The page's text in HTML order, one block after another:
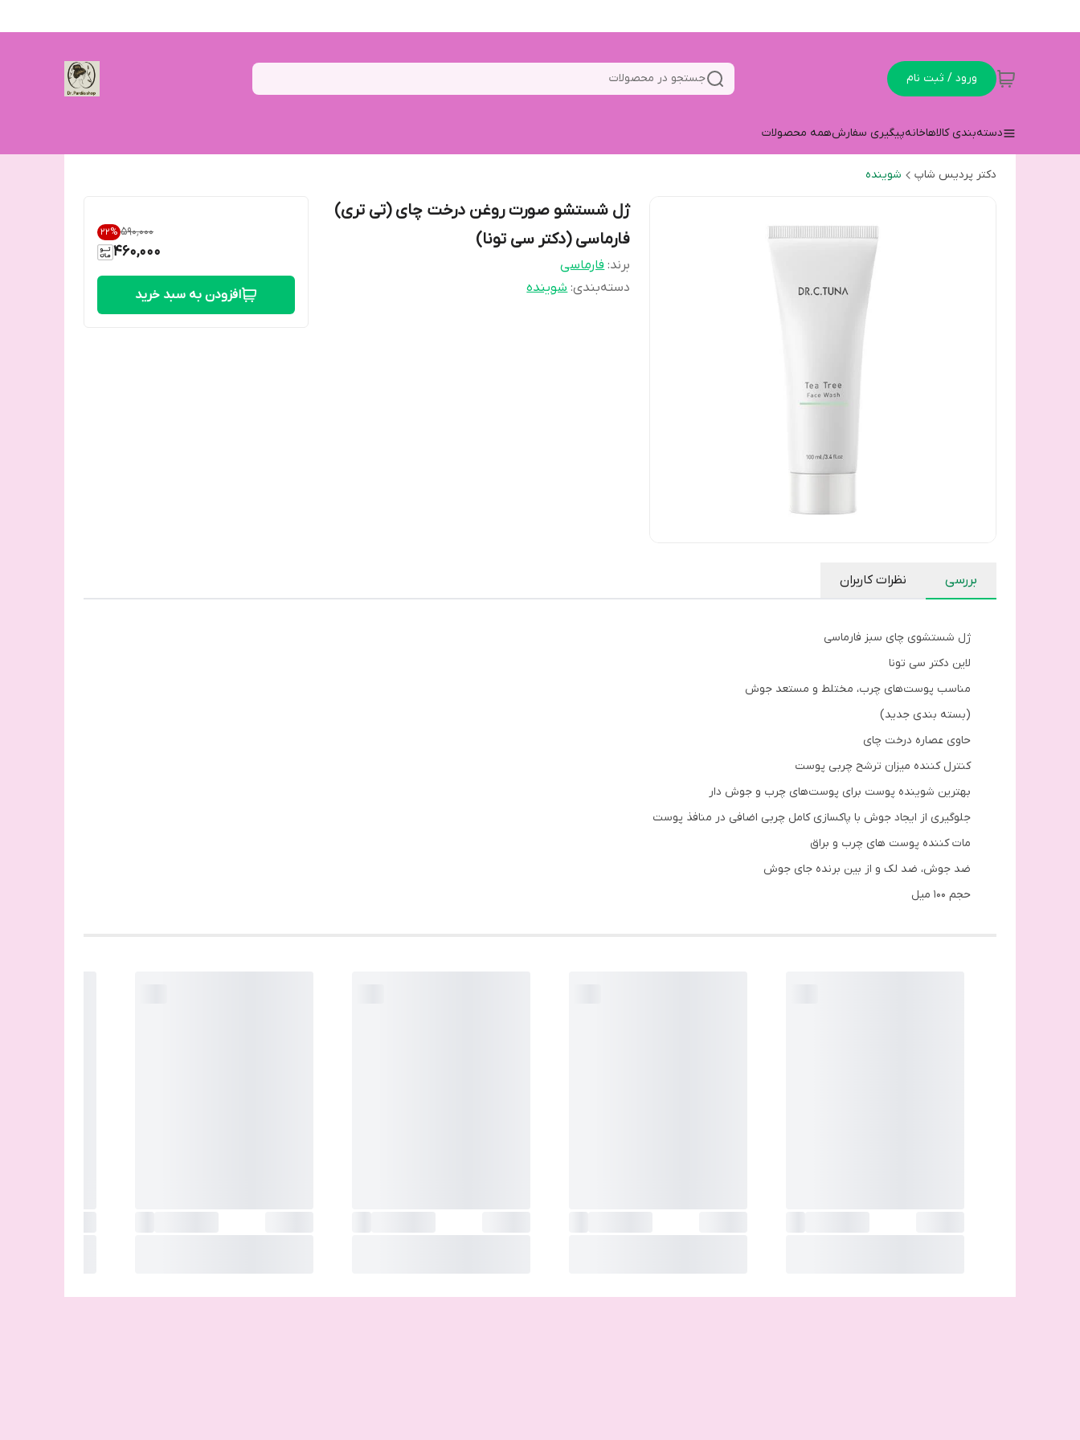
ورود / ثبت نام جستجو در محصولات
دسته‌بندی کالاهاخانهپیگیری سفارشهمه محصولات
دکتر پردیس شاپ شوینده
ژل شستشو صورت روغن درخت چای (تی تری)
فارماسی (دکتر سی تونا)
برند: فارماسی
دسته‌بندی:شوینده
۵۹۰٬۰۰۰ 22%
460,000
افزودن به سبد خرید
بررسی نظرات کاربران
ژل شستشوی چای سبز فارماسی
لاین دکتر سی تونا
مناسب پوست‌های چرب، مختلط و مستعد جوش
(بسته بندی جدید)
حاوی عصاره درخت چای
کنترل کننده میزان ترشح چربی پوست
بهترین شوینده پوست برای پوست‌های چرب و جوش دار
جلوگیری از ایجاد جوش با پاکسازی کامل چربی اضافی در منافذ پوست
مات کننده پوست های چرب و براق
ضد جوش، ضد لک و از بین برنده جای جوش
حجم 100 میل